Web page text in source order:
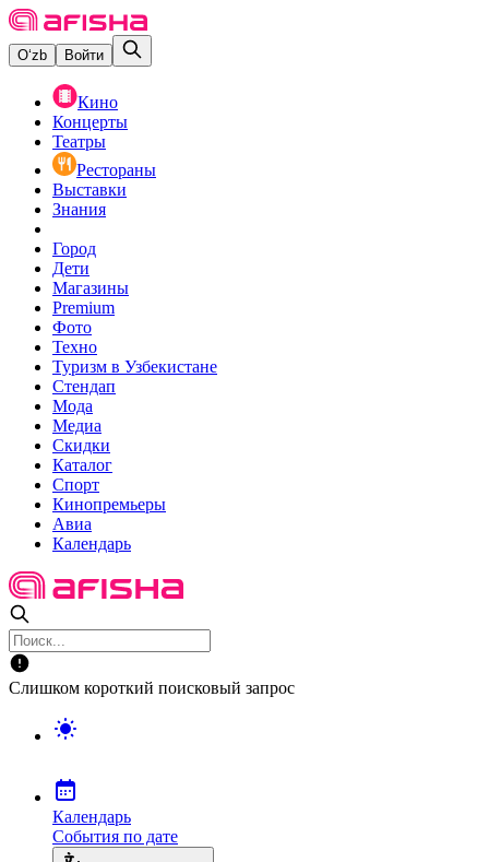
O‘zb Войти
Кино
Концерты
Театры
Рестораны
Выставки
Знания
Город
Дети
Магазины
Premium
Фото
Техно
Туризм в Узбекистане
Стендап
Мода
Медиа
Скидки
Каталог
Спорт
Кинопремьеры
Авиа
Календарь
Слишком короткий поисковый запрос
Календарь
События по дате